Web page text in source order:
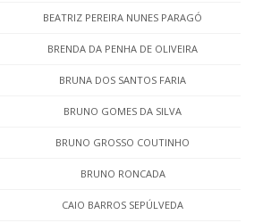
BEATRIZ PEREIRA NUNES PARAGÓ
BRENDA DA PENHA DE OLIVEIRA
BRUNA DOS SANTOS FARIA
BRUNO GOMES DA SILVA
BRUNO GROSSO COUTINHO
BRUNO RONCADA
CAIO BARROS SEPÚLVEDA